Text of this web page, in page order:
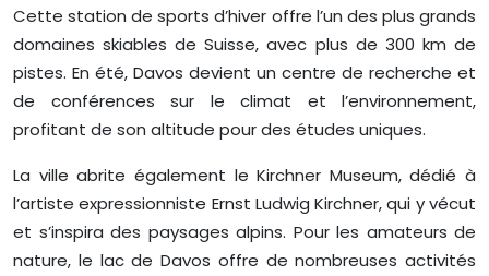
Cette station de sports d’hiver offre l’un des plus grands
domaines skiables de Suisse, avec plus de 300 km de
pistes. En été, Davos devient un centre de recherche et
de conférences sur le climat et l’environnement,
profitant de son altitude pour des études uniques.
La ville abrite également le Kirchner Museum, dédié à
l’artiste expressionniste Ernst Ludwig Kirchner, qui y vécut
et s’inspira des paysages alpins. Pour les amateurs de
nature, le lac de Davos offre de nombreuses activités